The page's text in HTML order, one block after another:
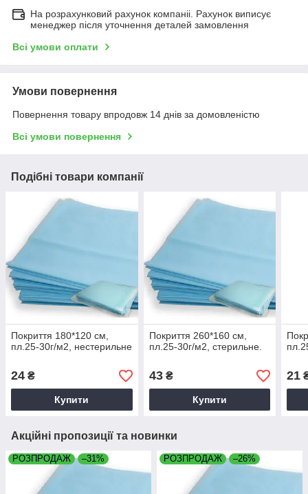
На розрахунковий рахунок компаніі. Рахунок виписує
менеджер після уточнення деталей замовлення
Всі умови оплати
Умови повернення
Повернення товару впродовж 14 днів за домовленістю
Всі умови повернення
Подібні товари компанії
Покриття 180*120 см,
пл.25-30г/м2, нестерильне
24 ₴
Купити
Покриття 260*160 см,
пл.25-30г/м2, стерильне.
43₴
Купити
21
Акційні пропозиції та новинки
РОЗПРОДАЖ –31% РОЗПРОДАЖ –26%